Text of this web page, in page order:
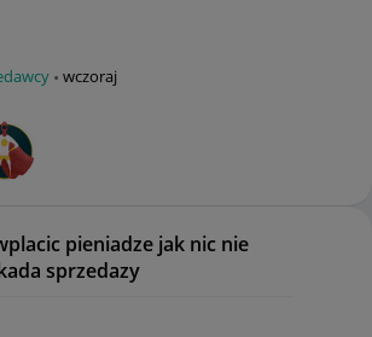
wczoraj
pieniadze jak nic nie
sprzedazy